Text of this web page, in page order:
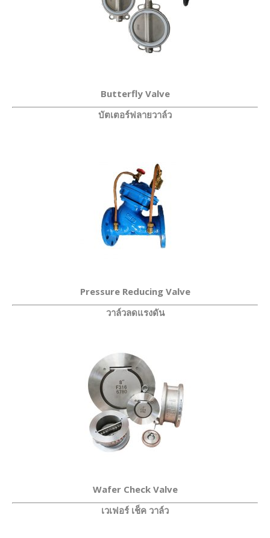
Butterfly Valve
บัตเตอร์ฟลายวาล์ว
Pressure Reducing Valve
วาล์วลดแรงดัน
Wafer Check Valve
เวเฟอร์ เช็ค วาล์ว